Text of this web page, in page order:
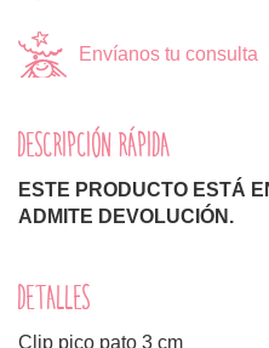
Envíanos tu consulta
DESCRIPCIÓN RÁPIDA
ESTE PRODUCTO ESTÁ
ADMITE DEVOLUCIÓN.
DETALLES
Clip pico pato 3 cm